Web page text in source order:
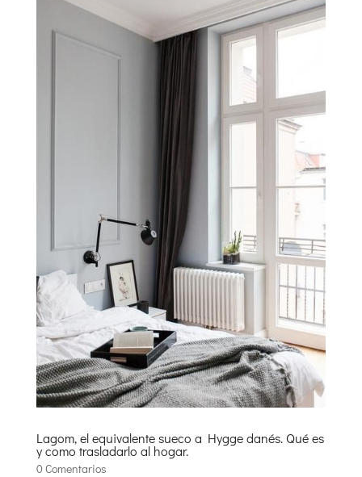
Lagom, el equivalente sueco a Hygge danés. Qué es
y como trasladarlo al hogar.
0 Comentarios